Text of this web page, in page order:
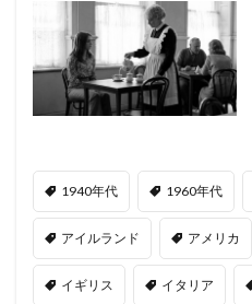
1940年代 1960年代
アイルランド アメリカ
イギリス イタリア